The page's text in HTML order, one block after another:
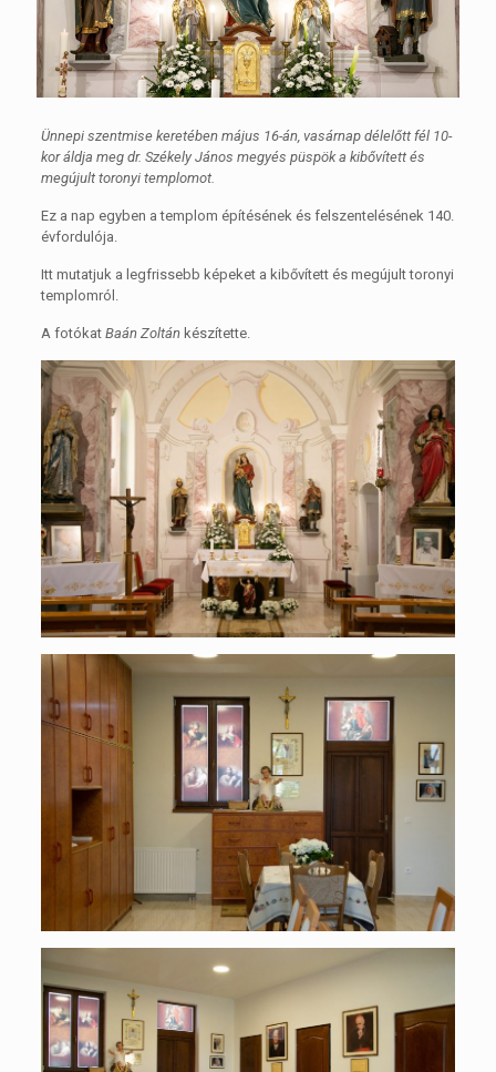
Ünnepi szentmise keretében május 16-án, vasárnap délelőtt fél 10-
kor áldja meg dr. Székely János megyés püspök a kibővített és
megújult toronyi templomot.
Ez a nap egyben a templom építésének és felszentelésének 140.
évfordulója.
Itt mutatjuk a legfrissebb képeket a kibővített és megújult toronyi
templomról.
A fotókat Baán Zoltánkészítette.